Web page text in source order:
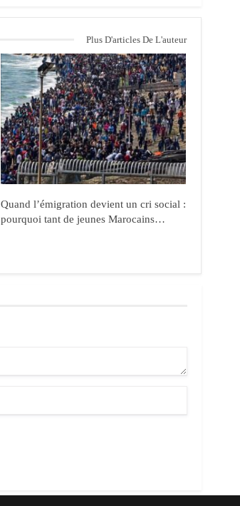
Plus D'articles De L'auteur
Quand l’émigration devient un cri social :
pourquoi tant de jeunes Marocains…